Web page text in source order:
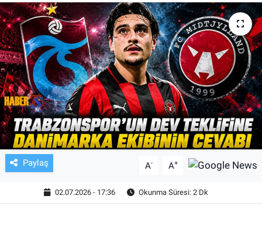
Paylaş A- A+
02.07.2026 - 17:36 Okunma Süresi: 2 Dk
TV VE SİNEMA
BASKETBOL
SAĞLIK
GENEL
KÜLTÜR SANAT
ASAYİŞ
EKONOMİ